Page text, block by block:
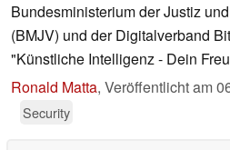
Bundesministerium der Justiz
(BMJV) und der Digitalverband
"Künstliche Intelligenz - Dein
Ronald Matta, Veröffentlicht am
Security